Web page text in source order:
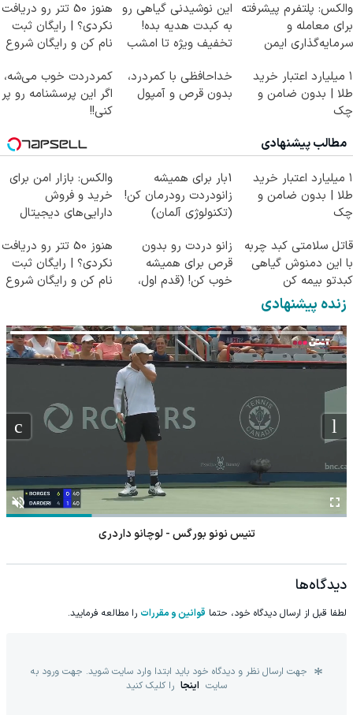
والکس: پلتفرم پیشرفته
برای معامله و
سرمایه‌گذاری ایمن
این نوشیدنی گیاهی رو
به کبدت هدیه بده!
تخفیف ویژه تا امشب
هنوز 50 تتر رو دریافت
نکردی؟ | رایگان ثبت
نام کن و رایگان شروع
۱ میلیارد اعتبار خرید
طلا | بدون ضامن و
چک
خداحافظی با کمردرد،
بدون قرص و آمپول
کمردردت خوب می‌شه،
اگر این پرسشنامه رو پر
کنی!!
مطالب پیشنهادی
۱ میلیارد اعتبار خرید
طلا | بدون ضامن و
چک
1بار برای همیشه
زانودردت رودرمان کن!
(تکنولوژی آلمان)
والکس: بازار امن برای
خرید و فروش
دارایی‌های دیجیتال
قاتل سلامتی کبد چربه
با این دمنوش گیاهی
کبدتو بیمه کن
زانو دردت رو بدون
قرص برای همیشه
خوب کن! (قدم اول،
هنوز 50 تتر رو دریافت
نکردی؟ | رایگان ثبت
نام کن و رایگان شروع
زنده پیشنهادی
تنیس نونو بورگس - لوچانو داردری
دیدگاه‌ها
لطفا قبل از ارسال دیدگاه خود، حتما قوانین و مقررات را مطالعه فرمایید.
جهت ارسال نظر و دیدگاه خود باید ابتدا وارد سایت شوید. جهت ورود به
سایت اینجا را کلیک کنید